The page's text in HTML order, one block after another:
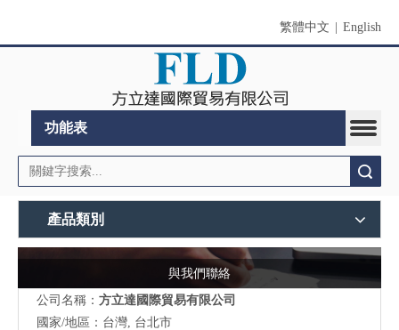
繁體中文 English
功能表
產品類別
與我們聯絡
公司名稱： 方立達國際貿易有限公司
國家/地區：台灣, 台北市